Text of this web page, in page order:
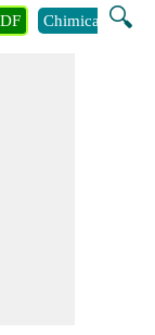
🔍
Chimica